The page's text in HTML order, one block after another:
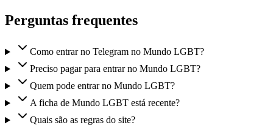
Perguntas frequentes
Como entrar no Telegram no Mundo LGBT?
Preciso pagar para entrar no Mundo LGBT?
Quem pode entrar no Mundo LGBT?
A ficha de Mundo LGBT está recente?
Quais são as regras do site?